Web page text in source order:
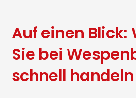
Auf einen Blick:
Sie bei
schnell